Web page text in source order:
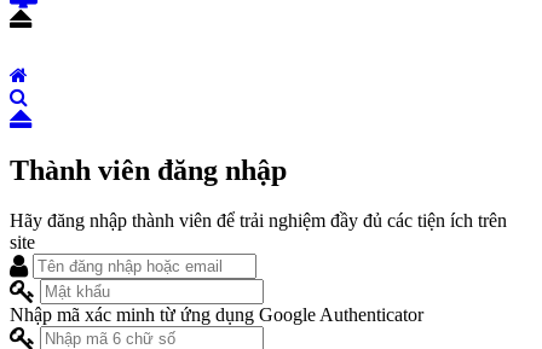
Thành viên đăng nhập
Hãy đăng nhập thành viên để trải nghiệm đầy đủ các tiện ích trên
site
Nhập mã xác minh từ ứng dụng Google Authenticator